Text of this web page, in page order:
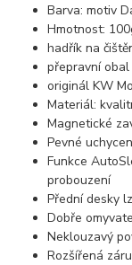
Barva: motiv
Hmotnost:
hadřík na
přepravní obal
originál KW
Materiál:
Magnetické
Pevné
Funkce
probouzení
Přední desky
Dobře
Neklouzavý
Rozšířená